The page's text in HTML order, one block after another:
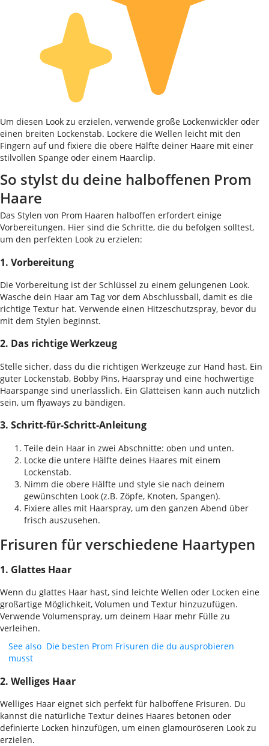
Um diesen Look zu erzielen, verwende große Lockenwickler oder
einen breiten Lockenstab. Lockere die Wellen leicht mit den
Fingern auf und fixiere die obere Hälfte deiner Haare mit einer
stilvollen Spange oder einem Haarclip.
So stylst du deine halboffenen Prom
Haare
Das Stylen von Prom Haaren halboffen erfordert einige
Vorbereitungen. Hier sind die Schritte, die du befolgen solltest,
um den perfekten Look zu erzielen:
1. Vorbereitung
Die Vorbereitung ist der Schlüssel zu einem gelungenen Look.
Wasche dein Haar am Tag vor dem Abschlussball, damit es die
richtige Textur hat. Verwende einen Hitzeschutzspray, bevor du
mit dem Stylen beginnst.
2. Das richtige Werkzeug
Stelle sicher, dass du die richtigen Werkzeuge zur Hand hast. Ein
guter Lockenstab, Bobby Pins, Haarspray und eine hochwertige
Haarspange sind unerlässlich. Ein Glätteisen kann auch nützlich
sein, um flyaways zu bändigen.
3. Schritt-für-Schritt-Anleitung
Teile dein Haar in zwei Abschnitte: oben und unten.
Locke die untere Hälfte deines Haares mit einem
Lockenstab.
Nimm die obere Hälfte und style sie nach deinem
gewünschten Look (z.B. Zöpfe, Knoten, Spangen).
Fixiere alles mit Haarspray, um den ganzen Abend über
frisch auszusehen.
Frisuren für verschiedene Haartypen
1. Glattes Haar
Wenn du glattes Haar hast, sind leichte Wellen oder Locken eine
großartige Möglichkeit, Volumen und Textur hinzuzufügen.
Verwende Volumenspray, um deinem Haar mehr Fülle zu
verleihen.
See also Die besten Prom Frisuren die du ausprobieren
musst
2. Welliges Haar
Welliges Haar eignet sich perfekt für halboffene Frisuren. Du
kannst die natürliche Textur deines Haares betonen oder
definierte Locken hinzufügen, um einen glamouröseren Look zu
erzielen.